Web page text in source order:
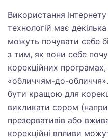
Використання
технологій має
можуть почувати себе
з тим, як вони себе
корекційних
«обличчям-до-
бути кращою для
викликати сором
презервативів або
корекційні впливи